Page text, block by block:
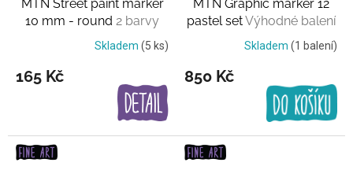
MTN Street paint marker
10 mm - round 2 barvy
Skladem (5 ks)
165 Kč
MTN Graphic marker 12
pastel setVýhodné balení
Skladem (1 balení)
850 Kč